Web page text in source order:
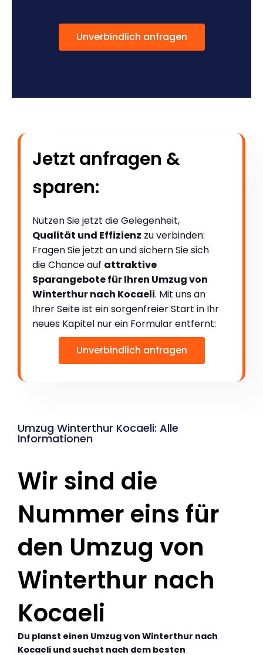
Unverbindlich anfragen
Jetzt anfragen &
sparen:
Nutzen Sie jetzt die Gelegenheit,
Qualität und Effizienz zu verbinden:
Fragen Sie jetzt an und sichern Sie sich
die Chance auf attraktive
Sparangebote für Ihren Umzug von
Winterthur nach Kocaeli. Mit uns an
Ihrer Seite ist ein sorgenfreier Start in Ihr
neues Kapitel nur ein Formular entfernt:
Unverbindlich anfragen
Umzug Winterthur Kocaeli: Alle
Informationen
Wir sind die
Nummer eins für
den Umzug von
Winterthur nach
Kocaeli
Du planst einen Umzug von Winterthur nach
Kocaeli und suchst nach dem besten